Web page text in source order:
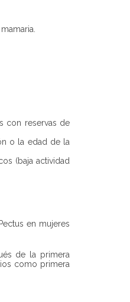
con reservas de
o la edad de la
(baja actividad
en mujeres
de la primera
como primera